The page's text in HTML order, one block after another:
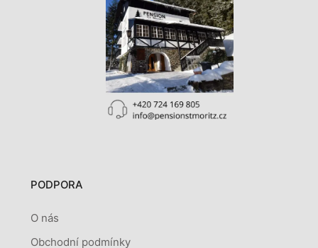
PODPORA
O nás
Obchodní podmínky